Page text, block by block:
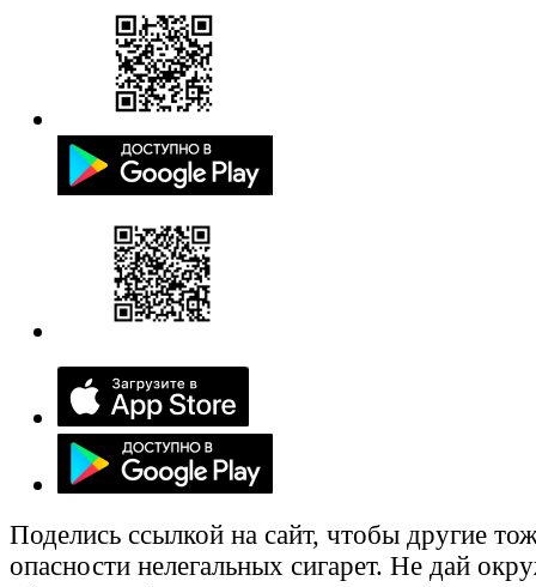
Поделись ссылкой на сайт, чтобы другие
опасности нелегальных сигарет. Не дай